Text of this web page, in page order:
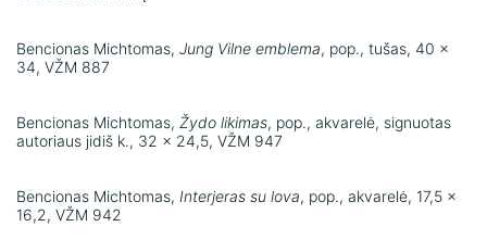
Bencionas Michtomas, Jung Vilne emblema, pop., tušas, 40 x
34, VŽM 887
Bencionas Michtomas, Žydo likimas, pop., akvarelė, signuotas
autoriaus jidiš k., 32 x 24,5, VŽM 947
Bencionas Michtomas, Interjeras su lova, pop., akvarelė, 17,5 x
16,2, VŽM 942